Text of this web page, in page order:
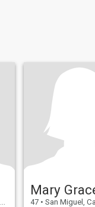
47 • San Miguel,